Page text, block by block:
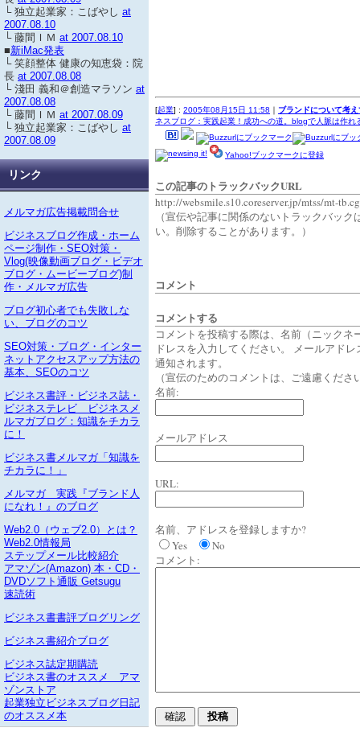
[起業] : 2005年08月15日 11:58 ｜ ブランドについて考え
ネスブログ：実践起業！成功への道。blogで人脈は作れ
Yahoo!ブックマークに登録
この記事のトラックバックURL
http://websmile.s10.coreserver.jp/mtss/mt-
（宣伝や記事に関係のないトラックバック
い。削除することがあります。）
コメント
コメントする
コメントを投稿する際は、名前（ニックネ
ドレスを入力してください。 メールアド
通知されます。
（宣伝のためのコメントは、ご遠慮くださ
名前:
メールアドレス
URL:
名前、アドレスを登録しますか?
Yes
No
コメント:
└ 独立起業家：こばやし at
2007.08.10
└ 藤間ＩＭ at 2007.08.10
■新iMac発表
└ 笑顔整体 健康の知恵袋：院
長 at 2007.08.08
└ 淺田 義和＠創造マラソン at
2007.08.08
└ 藤間ＩＭ at 2007.08.09
└ 独立起業家：こばやし at
2007.08.09
リンク
メルマガ広告掲載問合せ
ビジネスブログ作成・ホーム
ページ制作・SEO対策・
Vlog(映像動画ブログ・ビデオ
ブログ・ムービーブログ)制
作・メルマガ広告
ブログ初心者でも失敗しな
い、ブログのコツ
SEO対策・ブログ・インター
ネットアクセスアップ方法の
基本、SEOのコツ
ビジネス書評・ビジネス誌・
ビジネステレビ ビジネスメ
ルマガブログ：知識をチカラ
に！
ビジネス書メルマガ「知識を
チカラに！」
メルマガ 実践『ブランド人
になれ！』のブログ
Web2.0（ウェブ2.0）とは？
Web2.0情報局
ステップメール比較紹介
アマゾン(Amazon) 本・CD・
DVDソフト通販 Getsugu
速読術
ビジネス書書評ブログリング
ビジネス書紹介ブログ
ビジネス誌定期購読
ビジネス書のオススメ アマ
ゾンストア
起業独立ビジネスブログ日記
のオススメ本